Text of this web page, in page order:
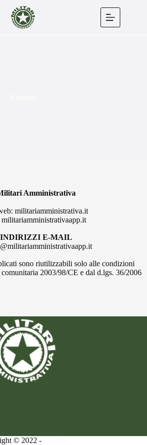
Amministrativa
militariamministrativa.it
militariamministrativaapp.it
INDIRIZZI E-MAIL
sono riutilizzabili solo alle condizioni
2003/98/CE e dal d.lgs. 36/2006
© 2022 -